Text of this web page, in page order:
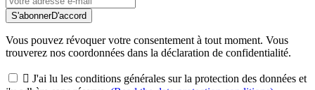
S'abonnerD'accord
Vous pouvez révoquer votre consentement à tout moment. Vous
trouverez nos coordonnées dans la déclaration de confidentialité.
 J'ai lu les conditions générales sur la protection des données et